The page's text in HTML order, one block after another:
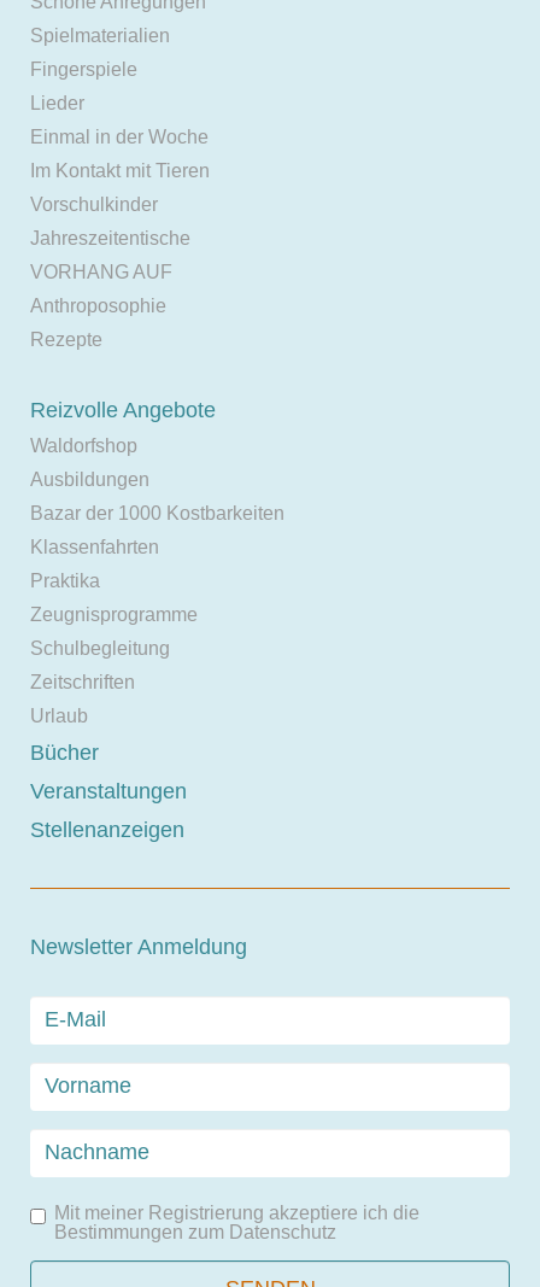
Spielmaterialien
Fingerspiele
Lieder
Einmal in der Woche
Im Kontakt mit Tieren
Vorschulkinder
Jahreszeitentische
VORHANG AUF
Anthroposophie
Rezepte
Reizvolle Angebote
Waldorfshop
Ausbildungen
Bazar der 1000 Kostbarkeiten
Klassenfahrten
Praktika
Zeugnisprogramme
Schulbegleitung
Zeitschriften
Urlaub
Bücher
Veranstaltungen
Stellenanzeigen
Newsletter Anmeldung
Mit meiner Registrierung akzeptiere ich die
Bestimmungen zum Datenschutz